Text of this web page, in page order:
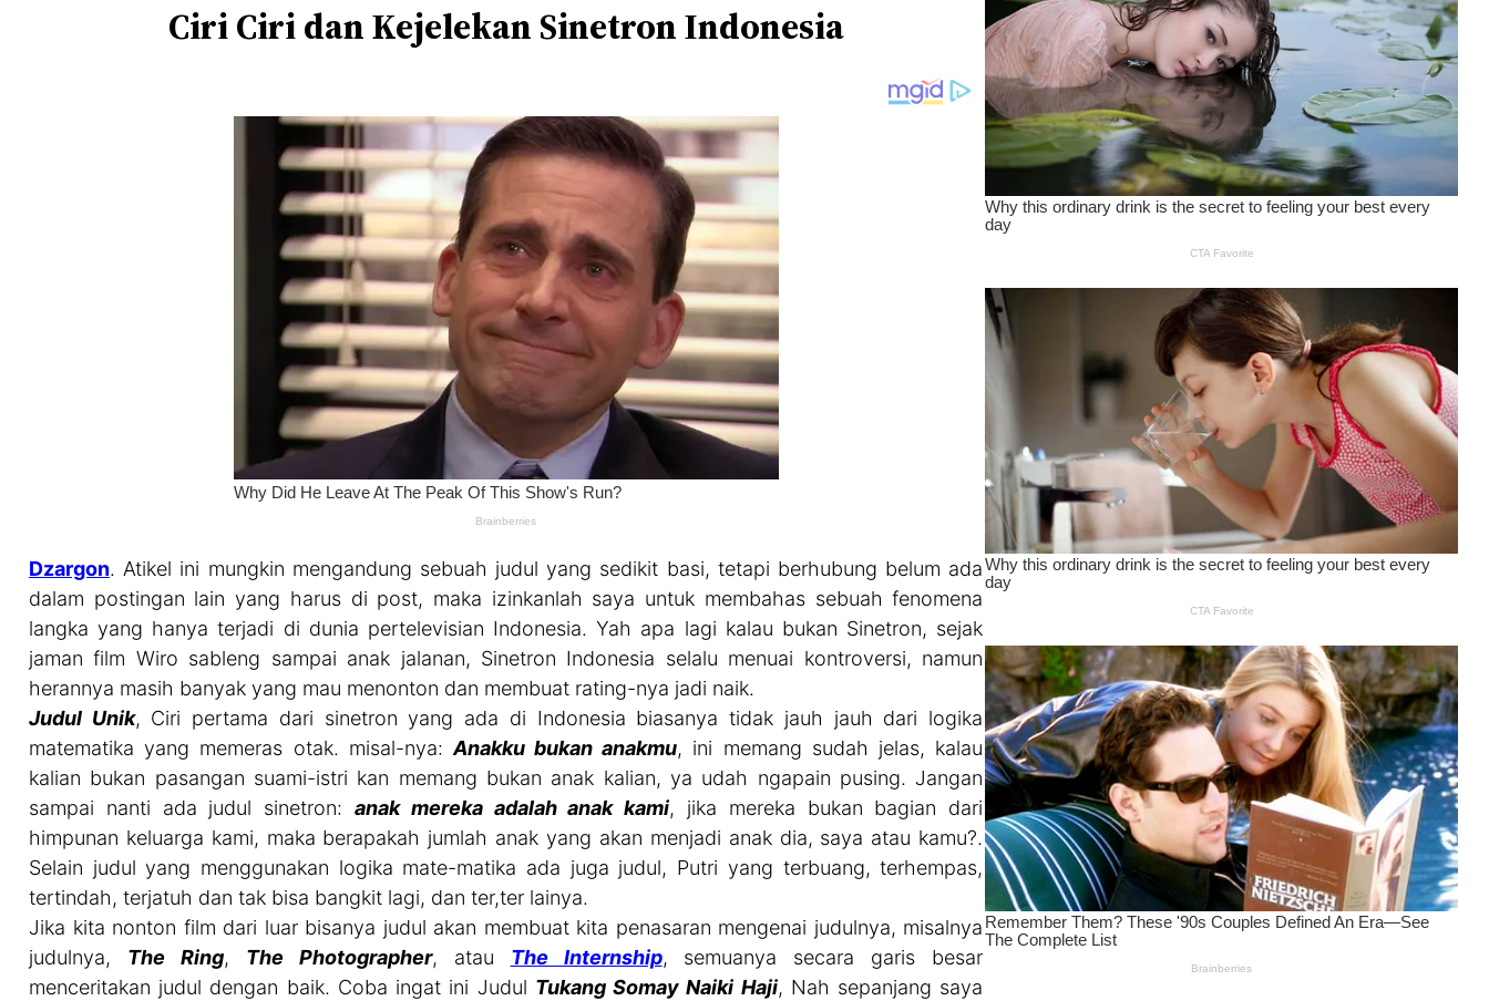
Ciri Ciri dan Kejelekan Sinetron Indonesia
Dzargon. Atikel ini mungkin mengandung sebuah judul yang sedikit basi, tetapi berhubung belum ada
dalam postingan lain yang harus di post, maka izinkanlah saya untuk membahas sebuah fenomena
langka yang hanya terjadi di dunia pertelevisian Indonesia. Yah apa lagi kalau bukan Sinetron, sejak
jaman film Wiro sableng sampai anak jalanan, Sinetron Indonesia selalu menuai kontroversi, namun
herannya masih banyak yang mau menonton dan membuat rating-nya jadi naik.
Judul Unik, Ciri pertama dari sinetron yang ada di Indonesia biasanya tidak jauh jauh dari logika
matematika yang memeras otak. misal-nya: Anakku bukan anakmu, ini memang sudah jelas, kalau
kalian bukan pasangan suami-istri kan memang bukan anak kalian, ya udah ngapain pusing. Jangan
sampai nanti ada judul sinetron:anak mereka adalah anak kami, jika mereka bukan bagian dari
himpunan keluarga kami, maka berapakah jumlah anak yang akan menjadi anak dia, saya atau kamu?.
Selain judul yang menggunakan logika mate-matika ada juga judul, Putri yang terbuang, terhempas,
tertindah, terjatuh dan tak bisa bangkit lagi, dan ter,ter lainya.
Jika kita nonton film dari luar bisanya judul akan membuat kita penasaran mengenai judulnya, misalnya
judulnya, The Ring, The Photographer, atau The Internship, semuanya secara garis besar
menceritakan judul dengan baik. Coba ingat ini Judul Tukang Somay Naiki Haji, Nah sepanjang saya